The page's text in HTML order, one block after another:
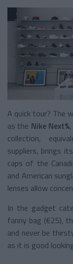
A quick tour? The
as the Nike Next%
collection,
suppliers, brings
caps of the
and American
lenses allow
In the gadget
fanny bag (€25),
and never be
as it is good